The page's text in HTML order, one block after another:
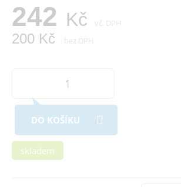
242 Kč vč. DPH
200 Kč bez DPH
DO KOŠÍKU
skladem